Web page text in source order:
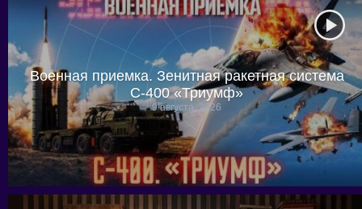
Военная приемка. Зенитная ракетная система
С-400 «Триумф»
9 августа, 2026